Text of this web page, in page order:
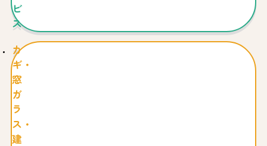
ビ
ス
カ
ギ・
窓
ガ
ラ
ス・
建